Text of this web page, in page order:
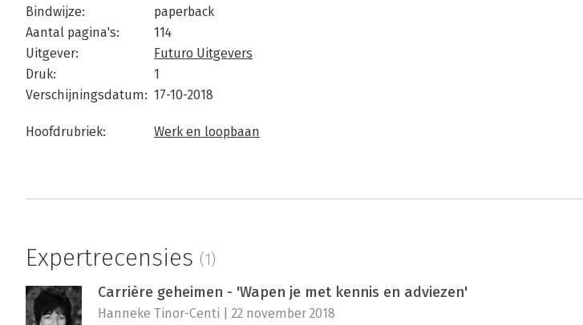
Bindwijze:
paperback
Aantal pagina's:
114
Uitgever:
Futuro Uitgevers
Druk:
1
Verschijningsdatum: 17-10-2018
Hoofdrubriek: Werk en loopbaan
Expertrecensies (1)
Carrière geheimen - 'Wapen je met kennis en adviezen'
Hanneke Tinor-Centi | 22 november 2018